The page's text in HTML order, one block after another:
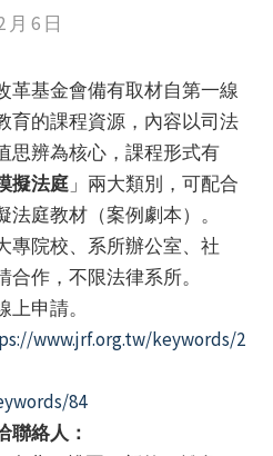
月 6 日
革基金會備有取材自第一線
育的課程資源，內容以司法
思辨為核心，課程形式有
擬法庭」兩大類別，可配合
庭教材（案例劇本）。
專院校、系所辦公室、社
作，不限法律系所。
上申請。
www.jrf.org.tw/keywords/2
84
聯絡人：